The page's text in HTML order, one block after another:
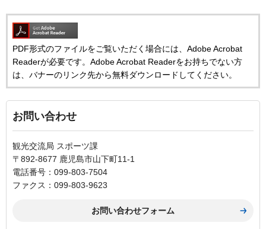
PDF形式のファイルをご覧いただく場合には、Adobe Acrobat
Readerが必要です。Adobe Acrobat Readerをお持ちでない方
は、バナーのリンク先から無料ダウンロードしてください。
お問い合わせ
観光交流局 スポーツ課
〒892-8677 鹿児島市山下町11-1
電話番号：099-803-7504
ファクス：099-803-9623